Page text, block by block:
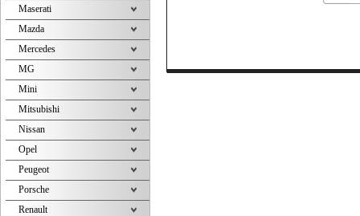
Maserati
Mazda
Mercedes
MG
Mini
Mitsubishi
Nissan
Opel
Peugeot
Porsche
Renault